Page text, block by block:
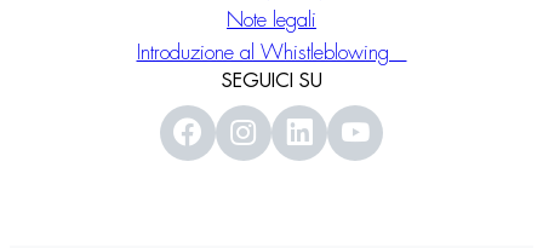
Note legali
Introduzione al Whistleblowing
SEGUICI SU